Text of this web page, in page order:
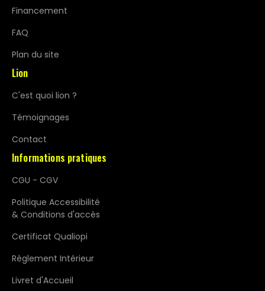
Financement
FAQ
Plan du site
Lion
C'est quoi lion ?
Témoignages
Contact
Informations pratiques
CGU - CGV
Politique Accessibilité
& Conditions d'accès
Certificat Qualiopi
Règlement Intérieur
Livret d'Accueil